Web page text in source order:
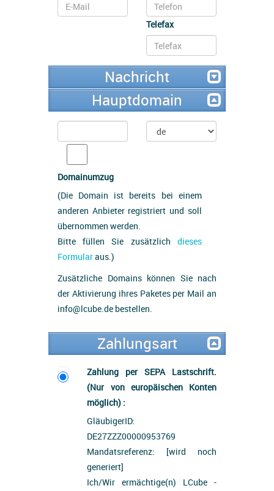
Telefax
Nachricht
Hauptdomain
Domainumzug
(Die Domain ist bereits bei einem
anderen Anbieter registriert und soll
übernommen werden.
Bitte füllen Sie zusätzlich dieses
Formularaus.)
Zusätzliche Domains können Sie nach
der Aktivierung ihres Paketes per Mail an
info@lcube.de bestellen.
Zahlungsart
Zahlung per SEPA Lastschrift.
(Nur von europäischen Konten
möglich) :
GläubigerID:
DE27ZZZ00000953769
Mandatsreferenz: [wird noch
generiert]
Ich/Wir ermächtige(n) LCube -